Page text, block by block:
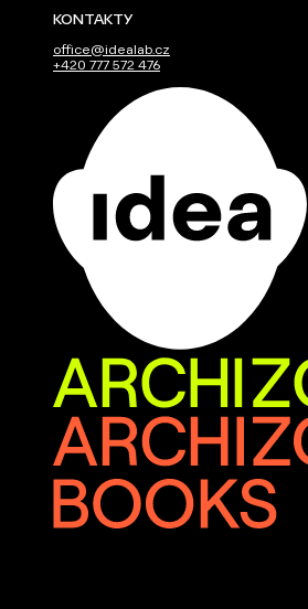
KONTAKTY
office@idealab.cz
+420 777 572 476